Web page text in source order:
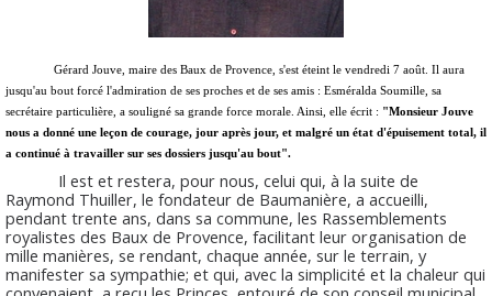
Gérard Jouve, maire des Baux de Provence, s'est éteint le vendredi 7 août. Il aura
jusqu'au bout forcé l'admiration de ses proches et de ses amis : Esméralda Soumille, sa
secrétaire particulière, a souligné sa grande force morale. Ainsi, elle écrit : "Monsieur Jouve
nous a donné une leçon de courage, jour après jour, et malgré un état d'épuisement total, il
a continué à travailler sur ses dossiers jusqu'au bout".
Il est et restera, pour nous, celui qui, à la suite de
Raymond Thuiller, le fondateur de Baumanière, a accueilli,
pendant trente ans, dans sa commune, les Rassemblements
royalistes des Baux de Provence, facilitant leur organisation de
mille manières, se rendant, chaque année, sur le terrain, y
manifester sa sympathie; et qui, avec la simplicité et la chaleur qui